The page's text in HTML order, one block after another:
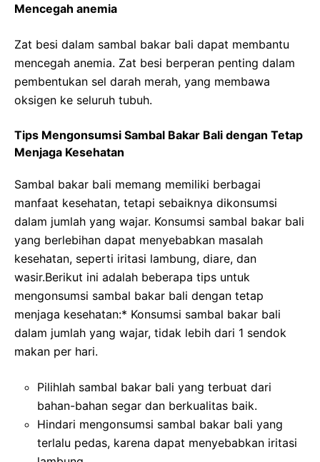
Mencegah anemia
Zat besi dalam sambal bakar bali dapat membantu
mencegah anemia. Zat besi berperan penting dalam
pembentukan sel darah merah, yang membawa
oksigen ke seluruh tubuh.
Tips Mengonsumsi Sambal Bakar Bali dengan Tetap
Menjaga Kesehatan
Sambal bakar bali memang memiliki berbagai
manfaat kesehatan, tetapi sebaiknya dikonsumsi
dalam jumlah yang wajar. Konsumsi sambal bakar bali
yang berlebihan dapat menyebabkan masalah
kesehatan, seperti iritasi lambung, diare, dan
wasir.Berikut ini adalah beberapa tips untuk
mengonsumsi sambal bakar bali dengan tetap
menjaga kesehatan:* Konsumsi sambal bakar bali
dalam jumlah yang wajar, tidak lebih dari 1 sendok
makan per hari.
Pilihlah sambal bakar bali yang terbuat dari
bahan-bahan segar dan berkualitas baik.
Hindari mengonsumsi sambal bakar bali yang
terlalu pedas, karena dapat menyebabkan iritasi